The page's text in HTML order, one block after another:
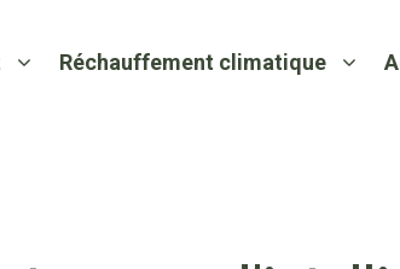
Réchauffement climatique